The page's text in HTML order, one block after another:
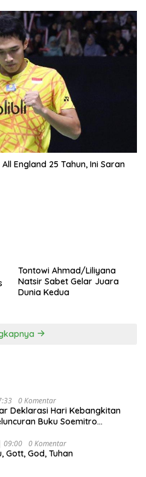
England 25 Tahun, Ini Saran
Tontowi Ahmad/Liliyana
Natsir Sabet Gelar Juara
Dunia Kedua
0 Komentar
Deklarasi Hari Kebangkitan
Buku Soemitro
& Simposium Nasional
Perekonomian Nasional dan
09:00 0 Komentar
Gott, God, Tuhan